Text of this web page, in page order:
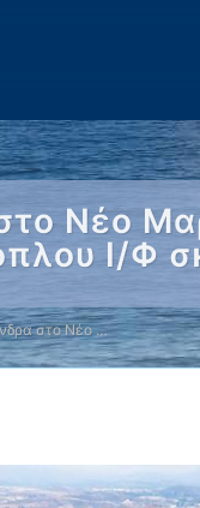
Νέο
Ι/Φ
στο Νέο …